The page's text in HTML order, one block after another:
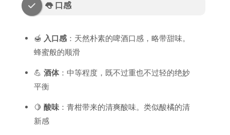
👅 口感
🍯 入口感 ：天然朴素的啤酒口感，略带甜味。
蜂蜜般的顺滑
💪 酒体：中等程度，既不过重也不过轻的绝妙
平衡
🍋 酸味：青柑带来的清爽酸味。类似酸橘的清
新感